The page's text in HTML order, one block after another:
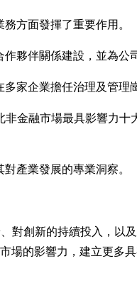
方面發揮了重要作用。
夥伴關係建設，並為公
家企業擔任治理及管理
非金融市場最具影響力
產業發展的專業洞察。
對創新的持續投入，以
場的影響力，建立更多